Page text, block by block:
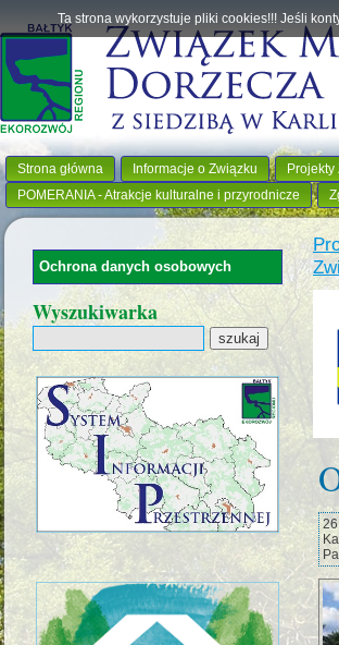
Strona główna Informacje o Związku Projekty
POMERANIA - Atrakcje kulturalne i przyrodnicze
Ochrona danych osobowych
Wyszukiwarka
Ta strona wykorzystuje pliki cookies!!! Jeśli